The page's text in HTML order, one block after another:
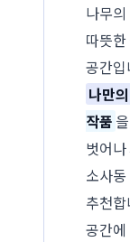
나무
따뜻
공간
나만
작품
벗어
소사
추천
공간